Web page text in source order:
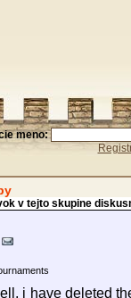
meno:
v tejto skupine
i have deleted